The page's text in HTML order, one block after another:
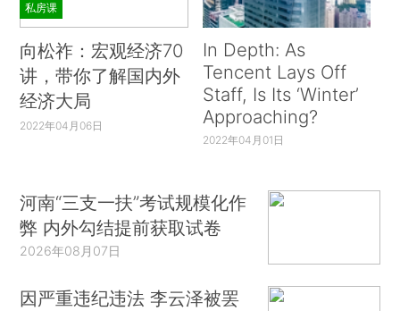
私房课
向松祚：宏观经济70
讲，带你了解国内外
经济大局
2022年04月06日
In Depth: As
Tencent Lays Off
Staff, Is Its ‘Winter’
Approaching?
2022年04月01日
河南“三支一扶”考试规模化作
弊 内外勾结提前获取试卷
2026年08月07日
因严重违纪违法 李云泽被罢